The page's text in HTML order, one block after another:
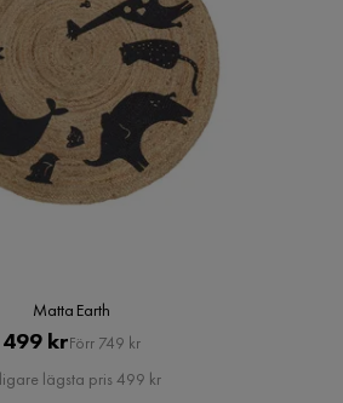
Matta Earth
Pris
499 krOriginal
Pris
Förr 749 kr
lägsta pris 499 kr